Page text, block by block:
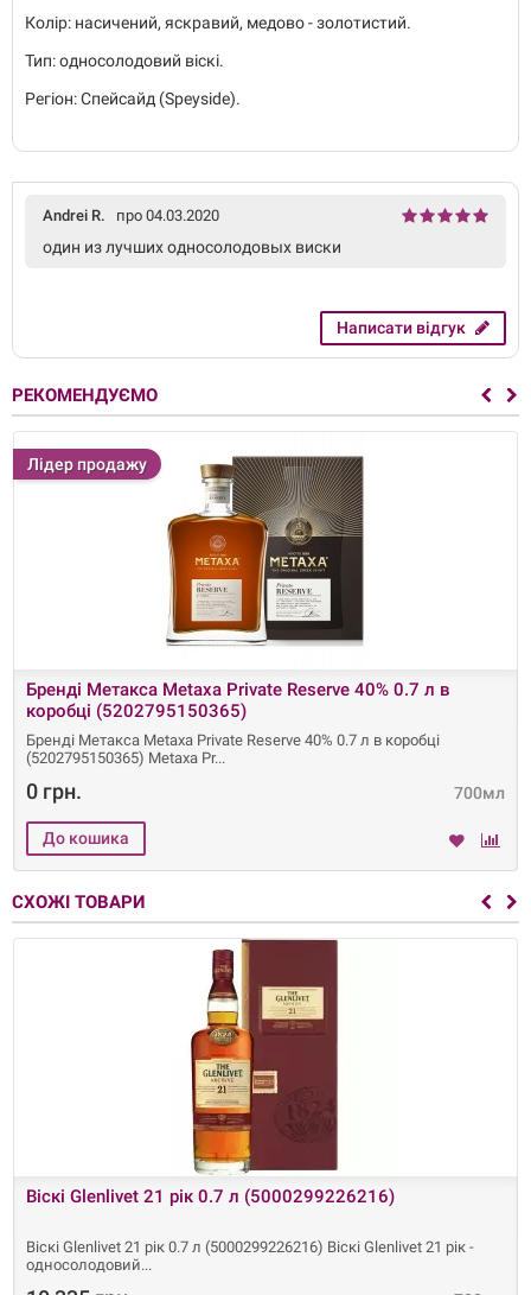
Колір: насичений, яскравий, медово - золотистий.
Тип: односолодовий віскі.
Регіон: Спейсайд (Speyside).
Andrei R. про 04.03.2020
один из лучших односолодовых виски
Написати відгук
РЕКОМЕНДУЄМО
Лідер продажу
Бренді Метакса Metaxa Private Reserve 40% 0.7 л в
коробці (5202795150365)
Бренді Метакса Metaxa Private Reserve 40% 0.7 л в коробці
(5202795150365) Metaxa Pr
700мл
0 грн.
СХОЖІ ТОВАРИ
Віскі Glenlivet 21 рік 0.7 л (5000299226216)
Віскі Glenlivet 21 рік 0.7 л (5000299226216) Віскі Glenlivet 21 рік -
односолодовий